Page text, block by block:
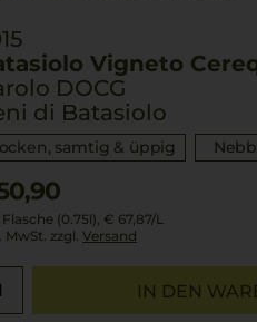
Vigneto
DOCG
di Batasiolo
samtig & üppig
(0.75l), € 67,87/L
MwSt. zzgl. Versand
IN DEN